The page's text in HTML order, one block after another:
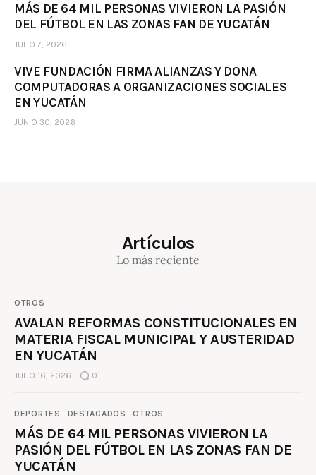
MÁS DE 64 MIL PERSONAS VIVIERON LA PASIÓN
DEL FÚTBOL EN LAS ZONAS FAN DE YUCATÁN
JULIO 7, 2026
VIVE FUNDACIÓN FIRMA ALIANZAS Y DONA
COMPUTADORAS A ORGANIZACIONES SOCIALES
EN YUCATÁN
JUNIO 30, 2026
Artículos
Lo más reciente
OTROS
AVALAN REFORMAS CONSTITUCIONALES EN
MATERIA FISCAL MUNICIPAL Y AUSTERIDAD
EN YUCATÁN
JULIO 16, 2026 0
DEPORTES DESTACADOS OTROS
MÁS DE 64 MIL PERSONAS VIVIERON LA
PASIÓN DEL FÚTBOL EN LAS ZONAS FAN DE
YUCATÁN